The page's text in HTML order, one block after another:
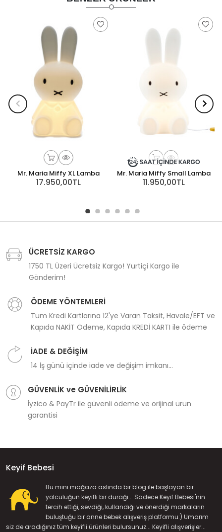
Mr. Maria Miffy XL Lamba
17.950,00TL
Mr. Maria Miffy Small Lamba
11.950,00TL
ÜCRETSİZ KARGO
1750 TL Üzeri Ücretsiz Kargo! Yurtiçi Kargo ile
Gönderim!
ÖDEME YÖNTEMLERİ
Tüm Kredi Kartlarına 12'ye Varan Taksit, Havale/EFT ve
Kapıda NAKİT Ödeme, Kapıda KREDİ KARTI ile ödeme
İADE & DEĞİŞİM
14 İş günü içinde iade ve değişim imkanı...
GÜVENLİK ve GÜVENİLİRLİK
İyzico & PayTr ile güvenli ödeme ve orijinal ürün
garantisi
Keyif Bebesi
Bu mini mağaza aslında bir blog ile başlayan bir
yolculuğun keyifli bir durağı... Sadece Keyif Bebesi'nin
tercih ettiği, sevdiği, kullandığı ve önerdiği markaların
buluştuğu bir anne bebek alışveriş platformu:) Umarım
siz de aradığınız tüm keyifli ürünleri bulursunuz... Keyifli alışverişler...